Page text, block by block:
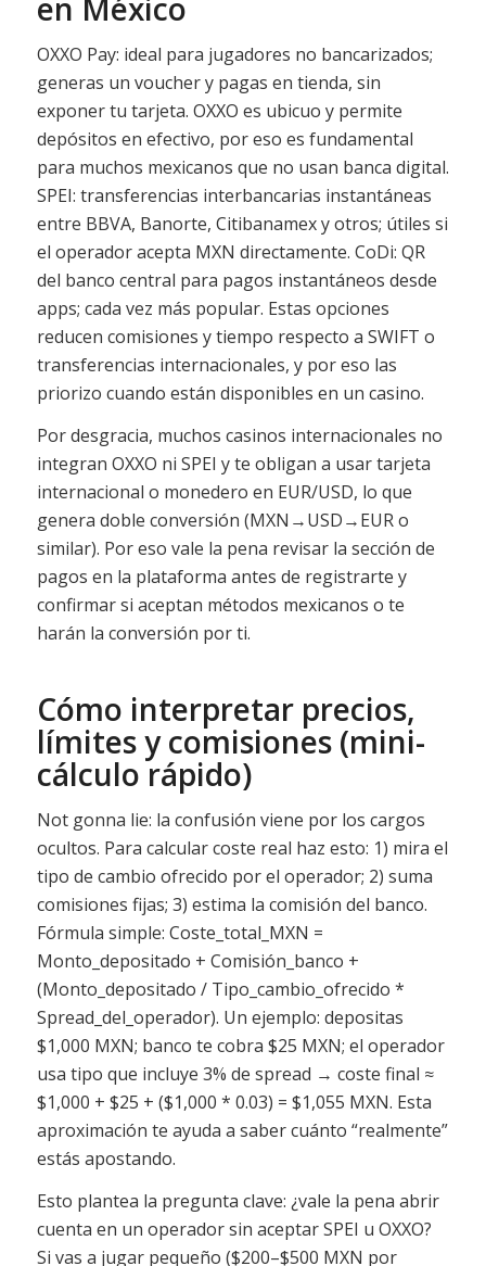
en México
OXXO Pay: ideal para jugadores no bancarizados;
generas un voucher y pagas en tienda, sin
exponer tu tarjeta. OXXO es ubicuo y permite
depósitos en efectivo, por eso es fundamental
para muchos mexicanos que no usan banca digital.
SPEI: transferencias interbancarias instantáneas
entre BBVA, Banorte, Citibanamex y otros; útiles si
el operador acepta MXN directamente. CoDi: QR
del banco central para pagos instantáneos desde
apps; cada vez más popular. Estas opciones
reducen comisiones y tiempo respecto a SWIFT o
transferencias internacionales, y por eso las
priorizo cuando están disponibles en un casino.
Por desgracia, muchos casinos internacionales no
integran OXXO ni SPEI y te obligan a usar tarjeta
internacional o monedero en EUR/USD, lo que
genera doble conversión (MXN→USD→EUR o
similar). Por eso vale la pena revisar la sección de
pagos en la plataforma antes de registrarte y
confirmar si aceptan métodos mexicanos o te
harán la conversión por ti.
Cómo interpretar precios,
límites y comisiones (mini-
cálculo rápido)
Not gonna lie: la confusión viene por los cargos
ocultos. Para calcular coste real haz esto: 1) mira el
tipo de cambio ofrecido por el operador; 2) suma
comisiones fijas; 3) estima la comisión del banco.
Fórmula simple: Coste_total_MXN =
Monto_depositado + Comisión_banco +
(Monto_depositado / Tipo_cambio_ofrecido *
Spread_del_operador). Un ejemplo: depositas
$1,000 MXN; banco te cobra $25 MXN; el operador
usa tipo que incluye 3% de spread → coste final ≈
$1,000 + $25 + ($1,000 * 0.03) = $1,055 MXN. Esta
aproximación te ayuda a saber cuánto “realmente”
estás apostando.
Esto plantea la pregunta clave: ¿vale la pena abrir
cuenta en un operador sin aceptar SPEI u OXXO?
Si vas a jugar pequeño ($200–$500 MXN por